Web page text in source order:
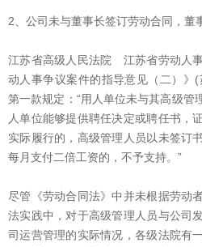
2、公司未与董事长签订劳动合同，董
江苏省高级人民法院 江苏省劳动人
动人事争议案件的指导意见（二）》
第一款规定：“用人单位未与其高级管
人单位能够提供聘任决定或聘任书，
实际履行的，高级管理人员以未签订
每月支付二倍工资的，不予支持。”
尽管《劳动合同法》中并未根据劳动
法实践中，对于高级管理人员与公司
司运营管理的实际情况，各级法院有